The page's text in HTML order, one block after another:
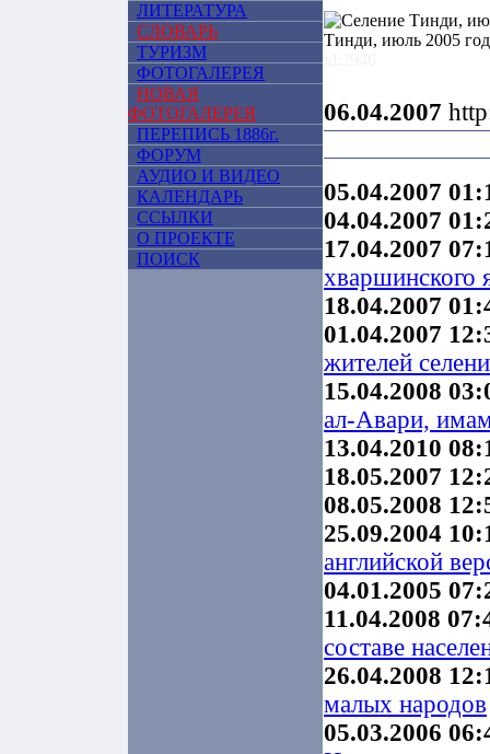
ЛИТЕРАТУРА
СЛОВАРЬ
ТУРИЗМ
ФОТОГАЛЕРЕЯ
НОВАЯ
ФОТОГАЛЕРЕЯ
ПЕРЕПИСЬ 1886г.
ФОРУМ
АУДИО И ВИДЕО
КАЛЕНДАРЬ
ССЫЛКИ
О ПРОЕКТЕ
ПОИСК
Тинди, июль 2005
06.04.2007
05.04.2007
04.04.2007
17.04.2007
хваршинского
18.04.2007
01.04.2007
жителей
15.04.2008
ал-Авари,
13.04.2010
18.05.2007
08.05.2008
25.09.2004
английской
04.01.2005
11.04.2008
составе
26.04.2008
малых народов
05.03.2006